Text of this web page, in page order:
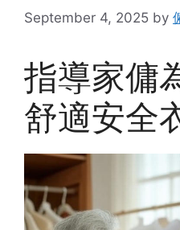
September 4, 2025 by
指導家傭
舒適安全